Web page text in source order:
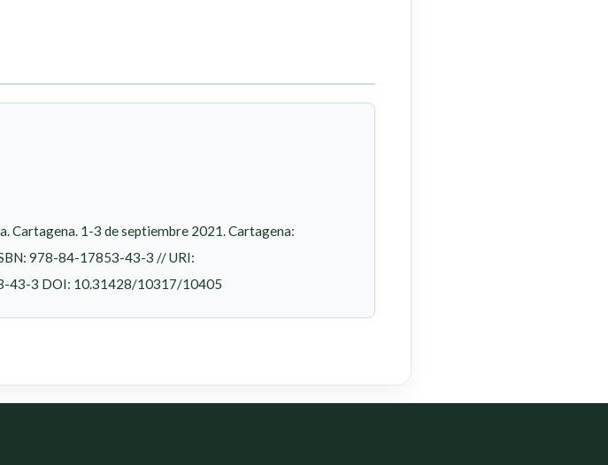
Cartagena. 1-3 de septiembre 2021. Cartagena:
978-84-17853-43-3 // URI:
43-3 DOI: 10.31428/10317/10405